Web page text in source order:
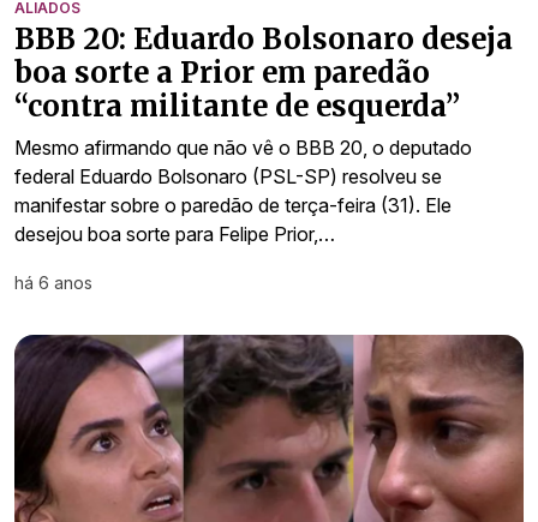
ALIADOS
BBB 20: Eduardo Bolsonaro deseja
boa sorte a Prior em paredão
“contra militante de esquerda”
Mesmo afirmando que não vê o BBB 20, o deputado
federal Eduardo Bolsonaro (PSL-SP) resolveu se
manifestar sobre o paredão de terça-feira (31). Ele
desejou boa sorte para Felipe Prior,…
há 6 anos